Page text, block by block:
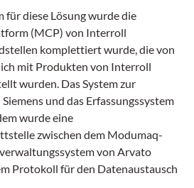
diese Lösung wurde die
(MCP) von Interroll
komplettiert wurde, die von
mit Produkten von Interroll
wurden. Das System zur
und das Erfassungssystem
wurde eine
zwischen dem Modumaq-
von Arvato
Protokoll für den Datenaustausch